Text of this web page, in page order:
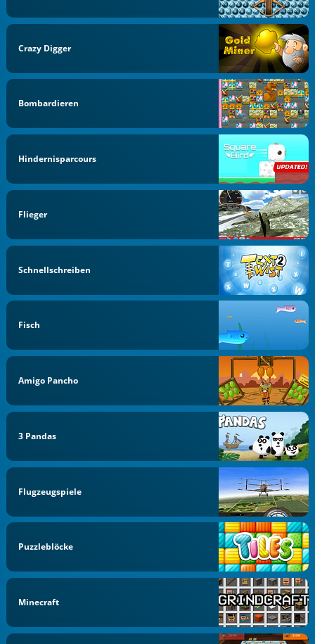
Crazy Digger
Bombardieren
Hindernisparcours
Flieger
Schnellschreiben
Fisch
Amigo Pancho
3 Pandas
Flugzeugspiele
Puzzleblöcke
Minecraft